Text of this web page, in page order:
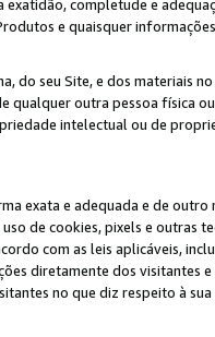
exatidão, completude e
e quaisquer
do seu Site, e dos materiais
qualquer outra pessoa física
intelectual ou de
exata e adequada e de
de cookies, pixels e outras
com as leis aplicáveis,
diretamente dos visitantes
no que diz respeito à